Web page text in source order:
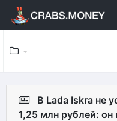
В Lada Iskra не
1,25 млн рублей: